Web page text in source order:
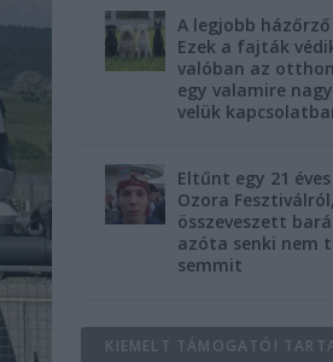
A legjobb
Ezek a fajták
valóban az
egy valamire
velük
Eltűnt egy 21
Ozora
összeveszett
azóta senki nem
semmit
KIEMELT TÁMOGATÓI